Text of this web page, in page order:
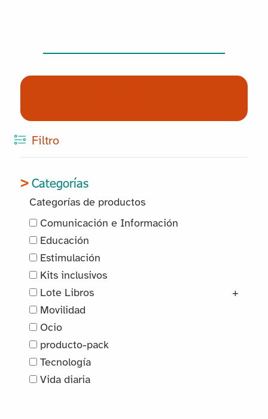
Filtro
Categorías
Categorías de productos
Comunicación e Información
Educación
Estimulación
Kits inclusivos
Lote Libros
+
Movilidad
Ocio
producto-pack
Tecnología
Vida diaria